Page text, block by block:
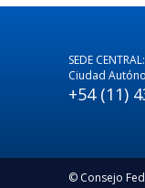
SEDE
Ciudad
+54 (11)
© Consejo